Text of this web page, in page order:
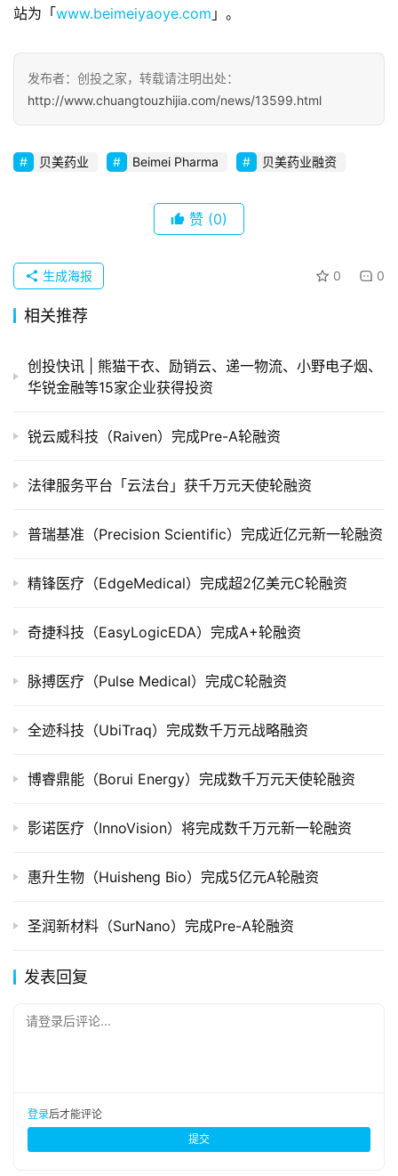
察
创
企
业
品
并
购
上
投
据
创
院
登录
站为「www.beimeiyaoye.com 」。
发布者：创投之家，转载请注明出处：
http://www.chuangtouzhijia.com/news/13599.html
贝美药业 Beimei Pharma 贝美药业融资
赞 (0)
0 0
生成海报
相关推荐
创投快讯 | 熊猫干衣、​励销云、递一物流、小野电子烟、
华锐金融等15家企业获得投资
锐云威科技（Raiven）完成Pre-A轮融资
法律服务平台「云法台」获千万元天使轮融资
普瑞基准（Precision Scientific）完成近亿元新一轮融资
精锋医疗（EdgeMedical）完成超2亿美元C轮融资
奇捷科技（EasyLogicEDA）完成A+轮融资
脉搏医疗（Pulse Medical）完成C轮融资
全迹科技（UbiTraq）完成数千万元战略融资
博睿鼎能（Borui Energy）完成数千万元天使轮融资
影诺医疗（InnoVision）将完成数千万元新一轮融资
惠升生物（Huisheng Bio）完成5亿元A轮融资
圣润新材料（SurNano）完成Pre-A轮融资
发表回复
请登录后评论...
登录后才能评论
提交